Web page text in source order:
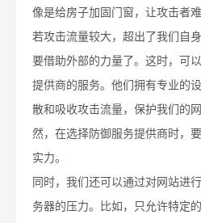
像是给房子加固门窗，让攻击者难
若攻击流量较大，超出了我们自
要借助外部的力量了。这时，可
提供商的服务。他们拥有专业的
散和吸收攻击流量，保护我们的
然，在选择防御服务提供商时，
实力。
同时，我们还可以通过对网站进
务器的压力。比如，只允许特定